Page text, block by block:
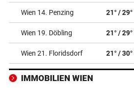
Cyberangriff auf Wiener
Schmuckhändler Frey Wille
EUROPA-LEAGUE-QUALI vor
Joker Tabakovic führt
Last-Minute-Sieg
PALÄSTINENSER GETÖTET
Wien 14. Penzing 21° / 29°
Wien 19. Döbling 21° / 29°
Wien 21. Floridsdorf 21° / 30°
IMMOBILIEN WIEN